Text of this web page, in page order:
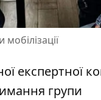
експертної
групи